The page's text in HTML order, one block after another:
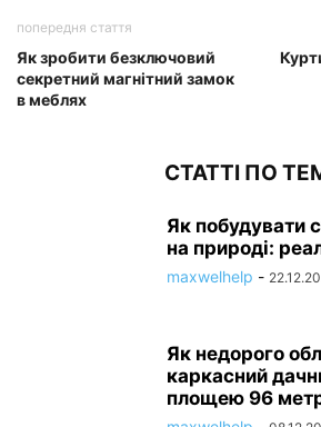
попередня стаття
Як зробити безключовий
секретний магнітний замок
в меблях
СТАТТІ ПО
Як побудувати
на природі:
maxwelhelp -
Як недорого
каркасний
площею 96